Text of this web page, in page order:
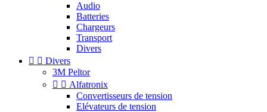
Audio
Batteries
Chargeurs
Transport
Divers
  Divers
3M Peltor
  Alfatronix
Convertisseurs de tension
Elévateurs de tension